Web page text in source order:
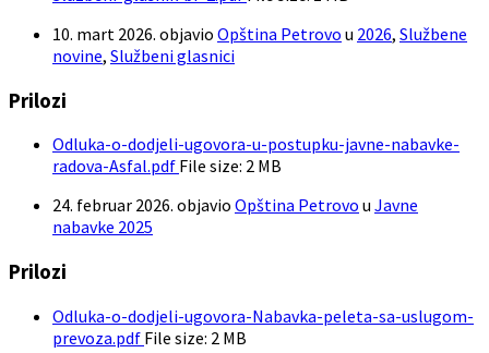
10. mart 2026. objavio Opština Petrovo u 2026, Službene
novine, Službeni glasnici
Prilozi
Odluka-o-dodjeli-ugovora-u-postupku-javne-nabavke-
radova-Asfal.pdf File size: 2 MB
24. februar 2026. objavio Opština Petrovo u Javne
nabavke 2025
Prilozi
Odluka-o-dodjeli-ugovora-Nabavka-peleta-sa-uslugom-
prevoza.pdf File size: 2 MB